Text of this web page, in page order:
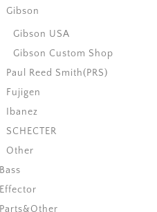
Gibson
Gibson USA
Gibson Custom Shop
Paul Reed Smith(PRS)
Fujigen
Ibanez
SCHECTER
Other
Bass
Effector
Parts&Other